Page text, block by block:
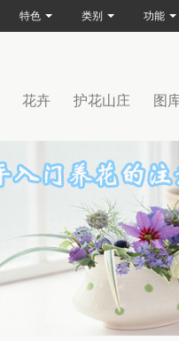
花卉 护花山庄 图
特色 类别 功能